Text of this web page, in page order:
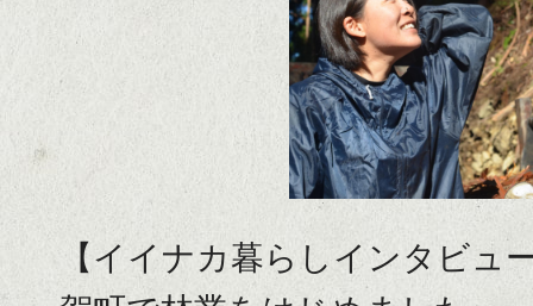
す
地
図。
那
賀
町
の
【イイナカ暮らしインタビュ